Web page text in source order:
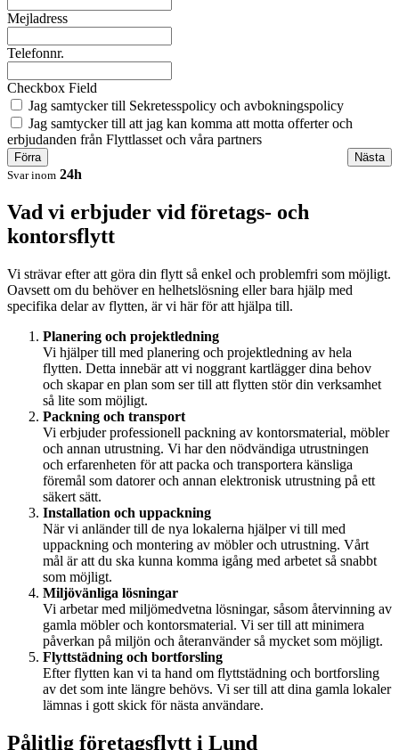
Mejladress
Telefonnr.
Checkbox Field
Jag samtycker till Sekretesspolicy och avbokningspolicy
Jag samtycker till att jag kan komma att motta offerter och
erbjudanden från Flyttlasset och våra partners
Förra
Nästa
Svar inom 24h
Vad vi erbjuder vid företags- och
kontorsflytt
Vi strävar efter att göra din flytt så enkel och problemfri som möjligt.
Oavsett om du behöver en helhetslösning eller bara hjälp med
specifika delar av flytten, är vi här för att hjälpa till.
Planering och projektledning
Vi hjälper till med planering och projektledning av hela
flytten. Detta innebär att vi noggrant kartlägger dina behov
och skapar en plan som ser till att flytten stör din verksamhet
så lite som möjligt.
Packning och transport
Vi erbjuder professionell packning av kontorsmaterial, möbler
och annan utrustning. Vi har den nödvändiga utrustningen
och erfarenheten för att packa och transportera känsliga
föremål som datorer och annan elektronisk utrustning på ett
säkert sätt.
Installation och uppackning
När vi anländer till de nya lokalerna hjälper vi till med
uppackning och montering av möbler och utrustning. Vårt
mål är att du ska kunna komma igång med arbetet så snabbt
som möjligt.
Miljövänliga lösningar
Vi arbetar med miljömedvetna lösningar, såsom återvinning av
gamla möbler och kontorsmaterial. Vi ser till att minimera
påverkan på miljön och återanvänder så mycket som möjligt.
Flyttstädning och bortforsling
Efter flytten kan vi ta hand om flyttstädning och bortforsling
av det som inte längre behövs. Vi ser till att dina gamla lokaler
lämnas i gott skick för nästa användare.
Pålitlig företagsflytt i Lund